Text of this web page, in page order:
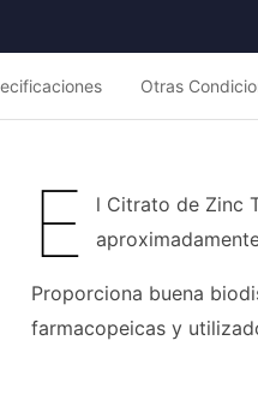
Otras
E
l Citrato de Zinc
Proporciona buena
farmacopeicas y